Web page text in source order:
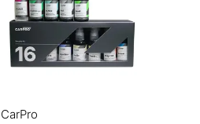
CarPro